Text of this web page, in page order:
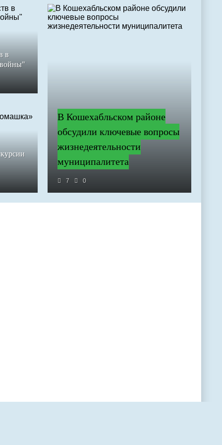
в
В Кошехабльском районе
обсудили ключевые вопросы
жизнедеятельности
муниципалитета
7 0